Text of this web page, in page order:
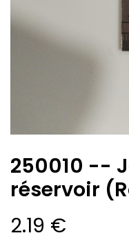
250010 --
réservoir
2.19 €